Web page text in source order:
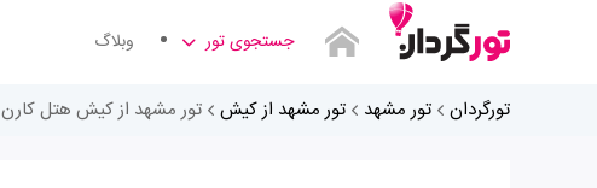
جستجوی تور وبلاگ
تورگردان تور مشهد تور مشهد از کیش تور مشهد از کیش هتل کارن